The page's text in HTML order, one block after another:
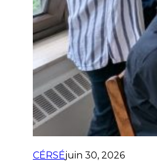
CÉRSÉjuin 30, 2026